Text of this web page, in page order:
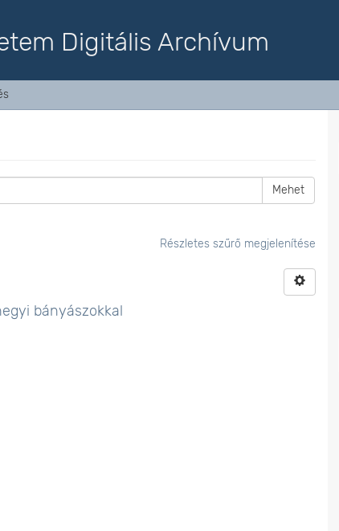
Digitális Archívum
Mehet
Részletes szűrő megjelenítése
bányászokkal